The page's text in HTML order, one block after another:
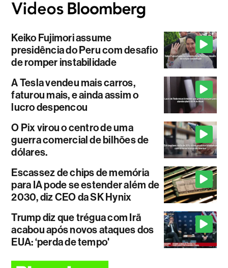
Keiko Fujimori assume
presidência do Peru com desafio
de romper instabilidade
A Tesla vendeu mais carros,
faturou mais, e ainda assim o
lucro despencou
O Pix virou o centro de uma
guerra comercial de bilhões de
dólares.
Escassez de chips de memória
para IA pode se estender além de
2030, diz CEO da SK Hynix
Trump diz que trégua com Irã
acabou após novos ataques dos
EUA: ‘perda de tempo'